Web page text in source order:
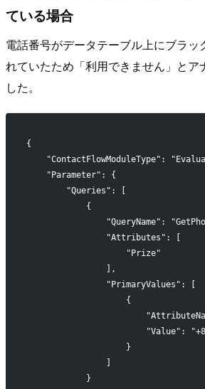
ている場合
電話番号がデータテーブル上にブラッ
れていたため「利用できません」とア
した。
{
"ContactFlowModuleType":
    "Parameter": {
        "Queries": [
            {
"QueryName":
                "Attributes": [
                    "Prize"
                ],
                "PrimaryValues": [
                    {
"Value":
                    }
            }